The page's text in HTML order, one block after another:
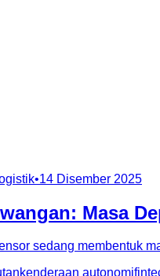
•14 Disember 2025
Masa
sedang membentuk
kenderaan autonomi